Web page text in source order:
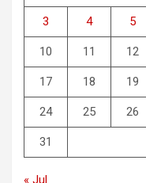
3 4 5
10 11 12
17 18 19
24 25 26
31
« Jul